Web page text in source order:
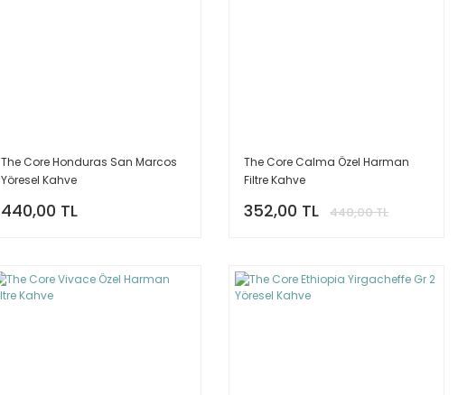
The Core Honduras San Marcos
Yöresel Kahve
440,00 TL
The Core Calma Özel Harman
Filtre Kahve
352,00 TL 440,00 TL